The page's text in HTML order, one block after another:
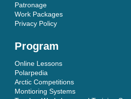
Patronage
Work Packages
Privacy Policy
Program
Online Lessons
Polarpedia
Arctic Competitions
Montioring Systems